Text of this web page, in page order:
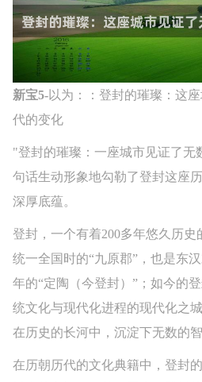
新宝5-以为：：登封的璀璨：这
代的变化
"登封的璀璨：一座城市见证了无
句话生动形象地勾勒了登封这座
深厚底蕴。
登封，一个有着200多年悠久历史
统一全国时的“九原郡”，也是东
年的“定陶（今登封）”；如今的
统文化与现代化进程的现代化之
在历史的长河中，沉淀下无数的智
在历朝历代的文化典籍中，登封